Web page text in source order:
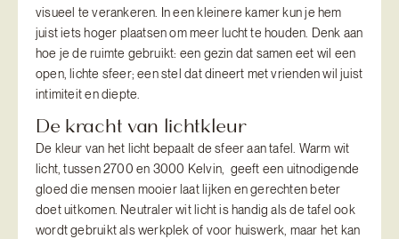
visueel te verankeren. In een kleinere kamer kun je hem
juist iets hoger plaatsen om meer lucht te houden. Denk aan
hoe je de ruimte gebruikt: een gezin dat samen eet wil een
open, lichte sfeer; een stel dat dineert met vrienden wil juist
intimiteit en diepte.
De kracht van lichtkleur
De kleur van het licht bepaalt de sfeer aan tafel. Warm wit
licht, tussen 2700 en 3000 Kelvin, geeft een uitnodigende
gloed die mensen mooier laat lijken en gerechten beter
doet uitkomen. Neutraler wit licht is handig als de tafel ook
wordt gebruikt als werkplek of voor huiswerk, maar het kan